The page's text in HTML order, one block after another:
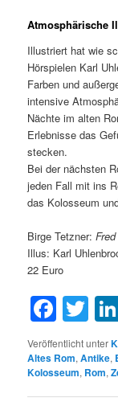
Atmosphärische
Illustriert hat wie
Hörspielen Karl
Farben und
intensive
Nächte im alten
Erlebnisse das
stecken.
Bei der nächsten
jeden Fall mit ins
das Kolosseum
Birge Tetzner:
Illus: Karl
22 Euro
Veröffentlicht unter
Altes Rom,Antike,
Kolosseum, Rom,